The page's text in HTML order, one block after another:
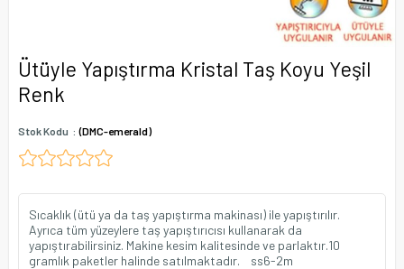
Ütüyle Yapıştırma Kristal Taş Koyu Yeşil
Renk
Stok Kodu (DMC-emerald)
Sıcaklık (ütü ya da taş yapıştırma makinası) ile yapıştırılır.
Ayrıca tüm yüzeylere taş yapıştırıcısı kullanarak da
yapıştırabilirsiniz. Makine kesim kalitesinde ve parlaktır.10
gramlık paketler halinde satılmaktadır. ss6-2m